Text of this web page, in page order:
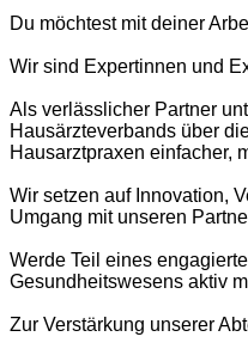
Du möchtest mit deiner
Wir sind Expertinnen und
Als verlässlicher Partner
Hausärzteverbands über
Hausarztpraxen einfacher,
Wir setzen auf Innovation,
Umgang mit unseren
Werde Teil eines
Gesundheitswesens aktiv
Zur Verstärkung unserer